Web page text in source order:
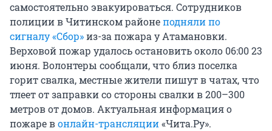
самостоятельно эвакуироваться. Сотрудников
полиции в Читинском районеподняли по
сигналу «Сбор»из-за пожара у Атамановки.
Верховой пожар удалось остановить около 06:00 23
июня. Волонтеры сообщали, что близ поселка
горит свалка, местные жители пишут в чатах, что
тлеет от заправки со стороны свалки в 200–300
метров от домов. Актуальная информация о
пожаре вонлайн-трансляции«Чита.Ру».